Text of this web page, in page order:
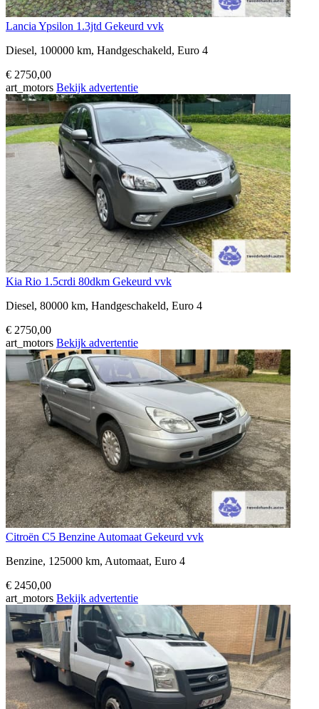
Lancia Ypsilon 1.3jtd Gekeurd vvk
Diesel, 100000 km, Handgeschakeld, Euro 4
€ 2750,00
art_motors Bekijk advertentie
Kia Rio 1.5crdi 80dkm Gekeurd vvk
Diesel, 80000 km, Handgeschakeld, Euro 4
€ 2750,00
art_motors Bekijk advertentie
Citroën C5 Benzine Automaat Gekeurd vvk
Benzine, 125000 km, Automaat, Euro 4
€ 2450,00
art_motors Bekijk advertentie